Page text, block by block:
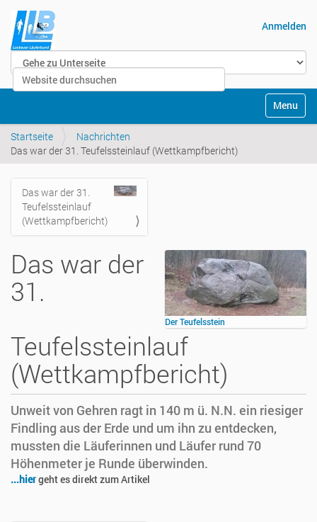
Website durchsuchen
Anmelden
Startseite
Nachrichten
Das war der 31. Teufelssteinlauf (Wettkampfbericht)
Navigation
Das war der 31.
Teufelssteinlauf
(Wettkampfbericht)
Der Teufelsstein
Das war der
31.
Teufelssteinlauf
(Wettkampfbericht)
Unweit von Gehren ragt in 140 m ü. N.N. ein riesiger
Findling aus der Erde und um ihn zu entdecken,
mussten die Läuferinnen und Läufer rund 70
Höhenmeter je Runde überwinden.
...hiergeht es direkt zum Artikel